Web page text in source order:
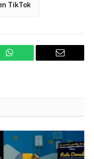
TikTok
WhatsApp Email